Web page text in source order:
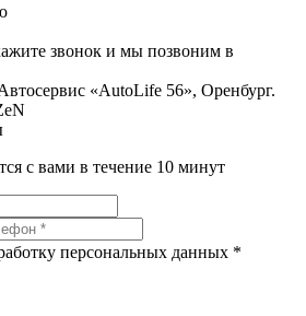
звонок и мы позвоним в
«AutoLife 56», Оренбург.
с вами в течение 10 минут
персональных данных *